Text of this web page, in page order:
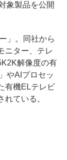
象製品を公開
」。同社から
ニター、テレ
解像度の有
やAIプロセッ
有機ELテレビ
れている。